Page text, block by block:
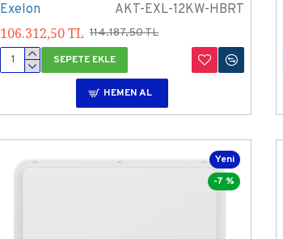
Exelon AKT-EXL-12KW-HBRT
106.312,50 TL 114.187,50 TL
SEPETE EKLE
HEMEN AL
Yeni
-7 %